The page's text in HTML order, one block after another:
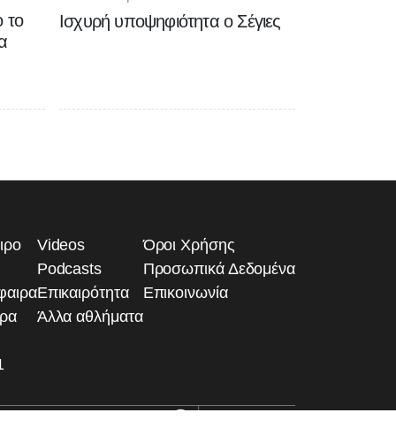
το
Ισχυρή υποψηφιότητα ο Σέγιες
Videos
Podcasts
Επικαιρότητα
Άλλα αθλήματα
Όροι Χρήσης
Προσωπικά Δεδομένα
Επικοινωνία